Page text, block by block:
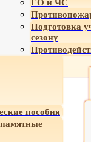
ГО и ЧС
Подготовка
сезону
пособия